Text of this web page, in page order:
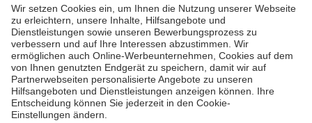
Aus- & Fortbildung
Erste-Hilfe-Kurse
Jobs & Ehrenamt
Freiwilligendienst